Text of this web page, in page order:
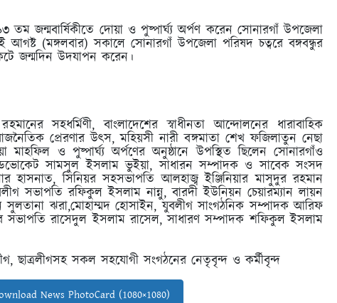
তম জন্মবার্ষিকীতে দোয়া ও পুষ্পার্ঘ্য অর্পণ করেন সোনারগাঁ উপজেলা
(মঙ্গলবার) সকালে সোনারগাঁ উপজেলা পরিষদ চত্বরে বঙ্গবন্ধুর
জন্মদিন উদযাপন করেন।
সহধর্মিণী, বাংলাদেশের স্বাধীনতা আন্দোলনের ধারাবাহিক
প্রেরণার উৎস, মহিয়সী নারী বঙ্গমাতা শেখ ফজিলাতুন নেছা
ও পুষ্পার্ঘ্য অর্পণের অনুষ্ঠানে উপস্থিত ছিলেন সোনারগাঁও
সামসুল ইসলাম ভুইয়া, সাধারন সম্পাদক ও সাবেক সংসদ
সিনিয়র সহসভাপতি আলহাজ্ব ইঞ্জিনিয়ার মাসুদুর রহমান
সভাপতি রফিকুল ইসলাম নান্নু, বারদী ইউনিয়ন চেয়ারম্যান লায়ন
সুলতানা ঝরা,মোহাম্মদ হোসাইন, যুবলীগ সাংগঠনিক সম্পাদক আরিফ
সভাপতি রাসেদুল ইসলাম রাসেল, সাধারণ সম্পাদক শফিকুল ইসলাম
ছাত্রলীগসহ সকল সহযোগী সংগঠনের নেতৃবৃন্দ ও কর্মীবৃন্দ
News PhotoCard (1080×1080)